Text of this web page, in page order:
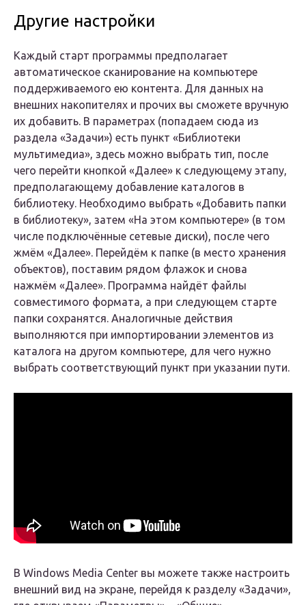
Другие настройки
Каждый старт программы предполагает
автоматическое сканирование на компьютере
поддерживаемого ею контента. Для данных на
внешних накопителях и прочих вы сможете вручную
их добавить. В параметрах (попадаем сюда из
раздела «Задачи») есть пункт «Библиотеки
мультимедиа», здесь можно выбрать тип, после
чего перейти кнопкой «Далее» к следующему этапу,
предполагающему добавление каталогов в
библиотеку. Необходимо выбрать «Добавить папки
в библиотеку», затем «На этом компьютере» (в том
числе подключённые сетевые диски), после чего
жмём «Далее». Перейдём к папке (в место хранения
объектов), поставим рядом флажок и снова
нажмём «Далее». Программа найдёт файлы
совместимого формата, а при следующем старте
папки сохранятся. Аналогичные действия
выполняются при импортировании элементов из
каталога на другом компьютере, для чего нужно
выбрать соответствующий пункт при указании пути.
В Windows Media Center вы можете также настроить
внешний вид на экране, перейдя к разделу «Задачи»,